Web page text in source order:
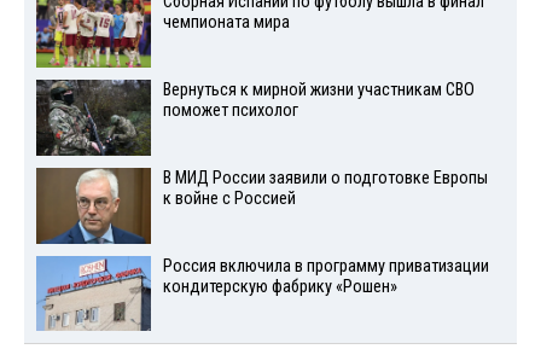
чемпионата мира
Вернуться к мирной жизни участникам СВО
поможет психолог
В МИД России заявили о подготовке Европы
к войне с Россией
Россия включила в программу приватизации
кондитерскую фабрику «Рошен»